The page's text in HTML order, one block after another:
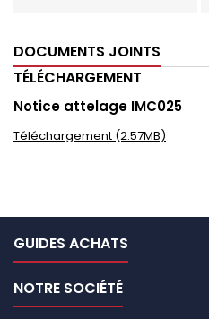
DOCUMENTS JOINTS
TÉLÉCHARGEMENT
Notice attelage IMC025
Téléchargement (2.57MB)
GUIDES ACHATS
NOTRE SOCIÉTÉ